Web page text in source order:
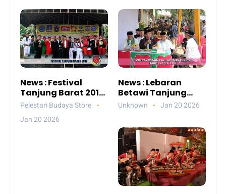
News : Festival
Tanjung Barat 2017
| Pelestari Budaya
Pelestari Budaya Store
Jan 20 2026
News : Lebaran
Betawi Tanjung
Barat Vol.2 |
Unknown Jan 20 2026